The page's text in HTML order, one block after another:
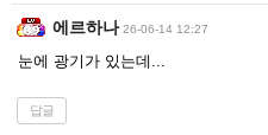
에르하나 26-06-14 12:27
눈에 광기가 있는데...
답글